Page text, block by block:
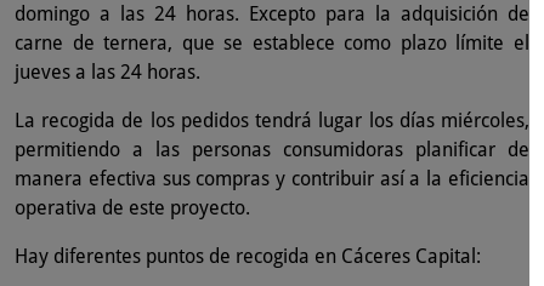
domingo a las 24 horas. Excepto para la adquisición de
carne de ternera, que se establece como plazo límite el
jueves a las 24 horas.
La recogida de los pedidos tendrá lugar los días miércoles,
permitiendo a las personas consumidoras planificar de
manera efectiva sus compras y contribuir así a la eficiencia
operativa de este proyecto.
Hay diferentes puntos de recogida en Cáceres Capital: